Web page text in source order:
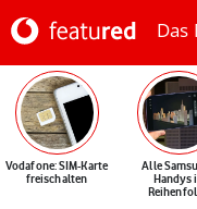
Das
Vodafone: SIM-Karte
freischalten
Alle
Handys